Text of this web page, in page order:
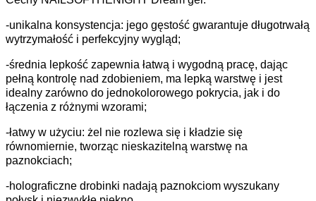
-unikalna konsystencja: jego gęstość gwarantuje długotrwałą
wytrzymałość i perfekcyjny wygląd;
-średnia lepkość zapewnia łatwą i wygodną pracę, dając
pełną kontrolę nad zdobieniem, ma lepką warstwę i jest
idealny zarówno do jednokolorowego pokrycia, jak i do
łączenia z różnymi wzorami;
-łatwy w użyciu: żel nie rozlewa się i kładzie się
równomiernie, tworząc nieskazitelną warstwę na
paznokciach;
-holograficzne drobinki nadają paznokciom wyszukany